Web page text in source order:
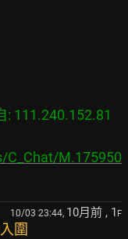
: 111.240.152.81
M.175950
10/03 23:44, 10月前 , 1 F
圍